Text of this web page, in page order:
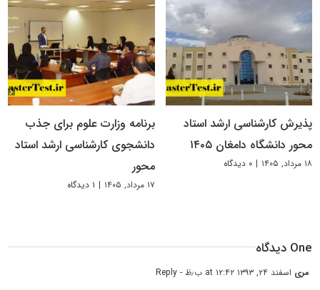
پذیرش کارشناسی ارشد استاد
محور دانشگاه دامغان ۱۴۰۵
۱۸ مرداد, ۱۴۰۵ | ۰ دیدگاه
برنامه وزارت علوم برای جذب
دانشجوی کارشناسی ارشد استاد
محور
۱۷ مرداد, ۱۴۰۵ | ۱ دیدگاه
One دیدگاه
مرى اسفند ۲۴, ۱۳۹۳ at ۱۲:۴۲ ب٫ظ - Reply